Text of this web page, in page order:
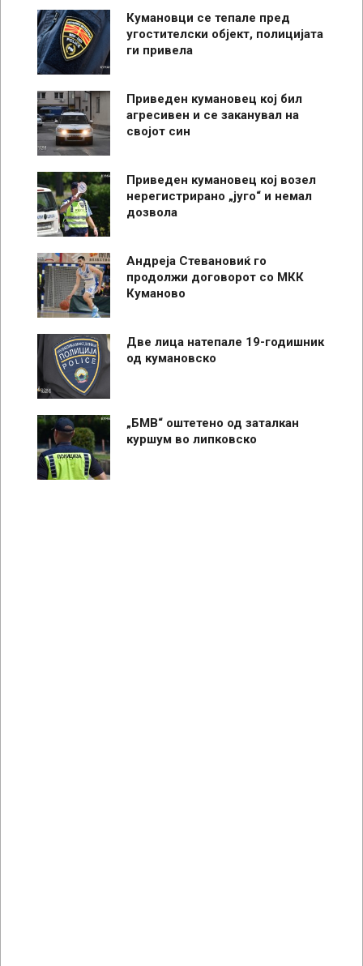
Кумановци се тепале пред
угостителски објект, полицијата
ги привела
Приведен кумановец кој бил
агресивен и се заканувал на
својот син
Приведен кумановец кој возел
нерегистрирано „југо“ и немал
дозвола
Андреја Стевановиќ го
продолжи договорот со МКК
Куманово
Две лица натепале 19-годишник
од кумановско
„БМВ“ оштетено од заталкан
куршум во липковско